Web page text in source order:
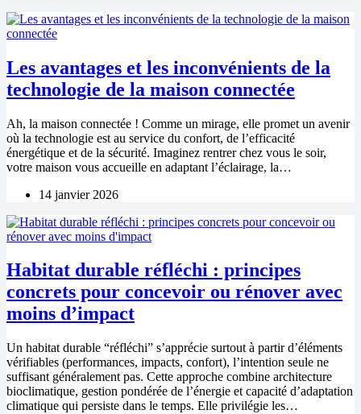
Les avantages et les inconvénients de la
technologie de la maison connectée
Ah, la maison connectée ! Comme un mirage, elle promet un avenir
où la technologie est au service du confort, de l’efficacité
énergétique et de la sécurité. Imaginez rentrer chez vous le soir,
votre maison vous accueille en adaptant l’éclairage, la…
14 janvier 2026
Habitat durable réfléchi : principes
concrets pour concevoir ou rénover avec
moins d’impact
Un habitat durable “réfléchi” s’apprécie surtout à partir d’éléments
vérifiables (performances, impacts, confort), l’intention seule ne
suffisant généralement pas. Cette approche combine architecture
bioclimatique, gestion pondérée de l’énergie et capacité d’adaptation
climatique qui persiste dans le temps. Elle privilégie les…